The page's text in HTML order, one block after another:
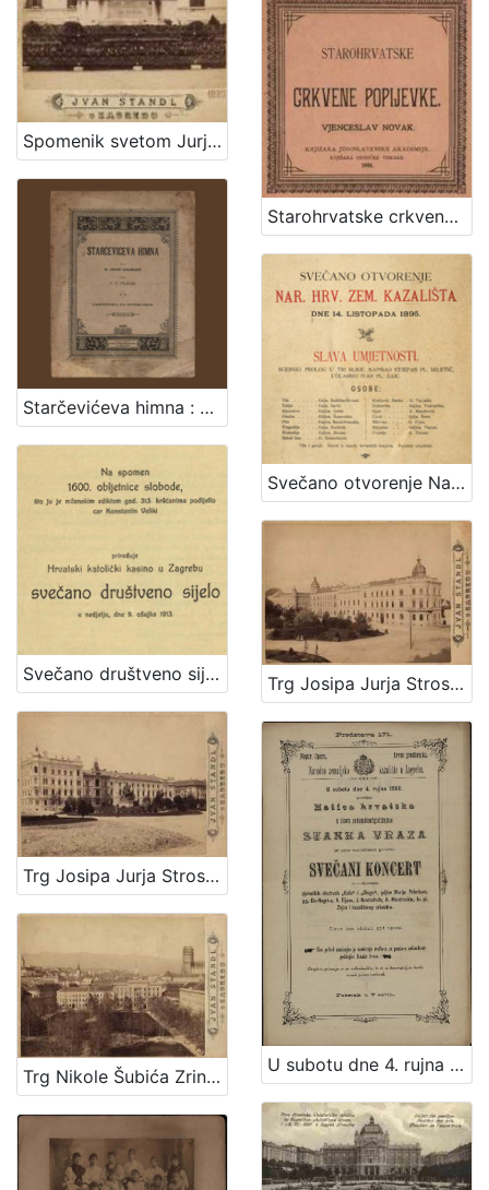
Spomenik svetom Jurju / Ivan Standl
Starčevićeva himna : op. 189 / uglasbio F. S. Vilhar ; spjevao dr. August Harambašić
Starohrvatske crkvene popijevke / ukajdio ih, harmonizovao i tekstove im priudesio Vjenceslav Novak
Svečano društveno sijelo / priređuje Hrvatski katolički kasino u Zagrebu
Svečano otvorenje Nar. hrv. zem. kazališta : dne 14. listopada 1895.
Trg Josipa Jurja Strossmayera / Ivan Standl
Trg Josipa Jurja Strossmayera / Ivan Standl
Trg Nikole Šubića Zrinskog / Ivan Standl
U subotu dne 4. rujna 1880. priredjuje Matica hrvatska u slavu sedamdesetgodišnjice Stanka Vraza svečani koncert uz sudjelovanje pjevačkih družtvah "Kola" i "Sloge", gdjice Marije Prikrilove, gg. De-Negri-a, A. Fijana, J. Kratochvila, A. Mandrovića, Iv. pl. Zajca i kazalištnog orkestra / [program] Narodno zemaljsko kazalište u Zagrebu ; [program] Hrv. pjevačko družtvo "Kolo" u Zagrebu